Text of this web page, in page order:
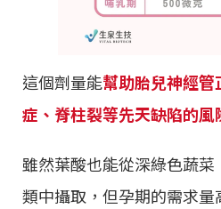
這個劑量能幫助胎兒神經
症、脊柱裂等先天缺陷的風
雖然葉酸也能從深綠色蔬
類中攝取，但孕期的需求